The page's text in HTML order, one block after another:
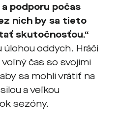
podporu počas
nich by sa tieto
skutočnosťou.“
úlohou oddych. Hráči
čas so svojimi
sa mohli vrátiť na
a veľkou
sezóny.